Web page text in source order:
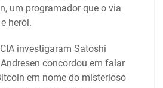
um programador que o via
herói.
investigaram Satoshi
concordou em falar
em nome do misterioso